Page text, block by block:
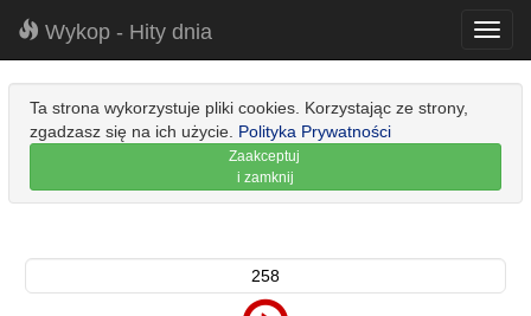
Wykop - Hity dnia
Ta strona wykorzystuje pliki cookies. Korzystając ze strony,
zgadzasz się na ich użycie. Polityka Prywatności
Zaakceptuj
i zamknij
258